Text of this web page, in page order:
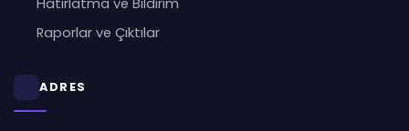
Hatırlatma ve Bildirim
Raporlar ve Çıktılar
ADRES